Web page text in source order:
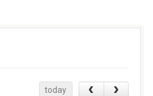
today